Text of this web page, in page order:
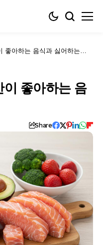
좋아하는 음식과 싫어하는
이 좋아하는 음
Share